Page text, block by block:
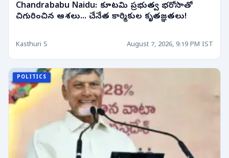
Chandrababu Naidu: కూటమి ప్రభుత్వ భరోసాతో
చిగురించిన ఆశలు... చేనేత కార్మికుల కృతజ్ఞతలు!
Kasthuri S August 7, 2026, 9:19 PM IST
POLITICS